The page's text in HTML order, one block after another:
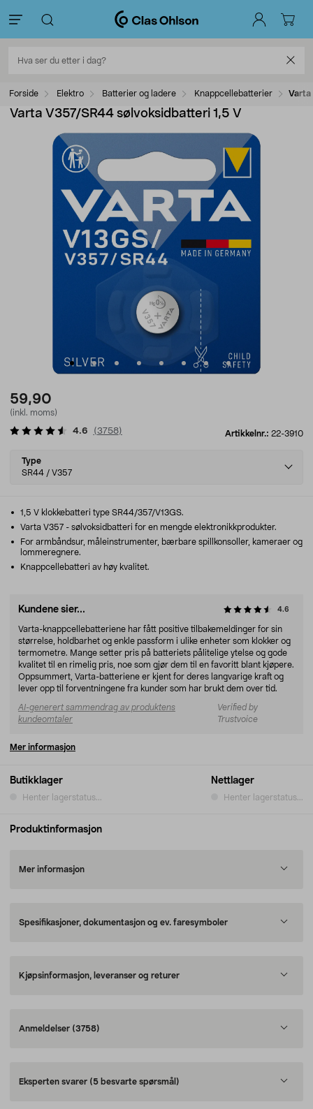
Forside Elektro Batterier og ladere Knappcellebatterier Varta
Varta V357/SR44 sølvoksidbatteri 1,5 V
59,90
(inkl. moms)
Artikkelnr.: 22-3910
4.6 (3758)
Select
variant
Type
SR44 / V357
Butikklager
Henter lagerstatus...
Nettlager
Henter lagerstatus...
1,5 V klokkebatteri type SR44/357/V13GS.
Varta V357 - sølvoksidbatteri for en mengde elektronikkprodukter.
For armbåndsur, måleinstrumenter, bærbare spillkonsoller, kameraer og
lommeregnere.
Knappcellebatteri av høy kvalitet.
Kundene sier... 4.6
Varta-knappcellebatteriene har fått positive tilbakemeldinger for sin
størrelse, holdbarhet og enkle passform i ulike enheter som klokker og
termometre. Mange setter pris på batteriets pålitelige ytelse og gode
kvalitet til en rimelig pris, noe som gjør dem til en favoritt blant kjøpere.
Oppsummert, Varta-batteriene er kjent for deres langvarige kraft og
lever opp til forventningene fra kunder som har brukt dem over tid.
AI-generert sammendrag av produktens
kundeomtaler
Verified by
Trustvoice
Mer informasjon
Produktinformasjon
Mer informasjon
Spesifikasjoner, dokumentasjon og ev. faresymboler
Kjøpsinformasjon, leveranser og returer
Anmeldelser (3758)
Eksperten svarer (5 besvarte spørsmål)